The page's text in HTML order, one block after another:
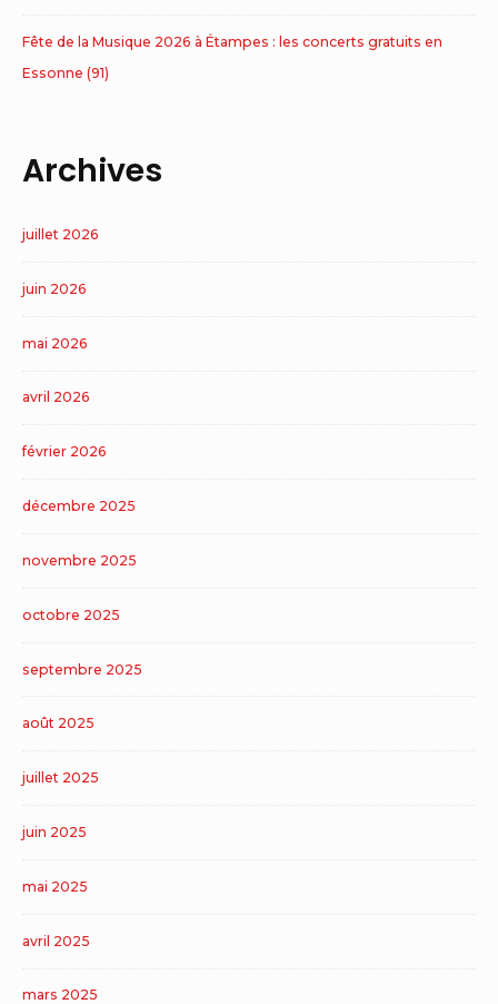
Fête de la Musique 2026 à Étampes : les concerts gratuits en
Essonne (91)
Archives
juillet 2026
juin 2026
mai 2026
avril 2026
février 2026
décembre 2025
novembre 2025
octobre 2025
septembre 2025
août 2025
juillet 2025
juin 2025
mai 2025
avril 2025
mars 2025